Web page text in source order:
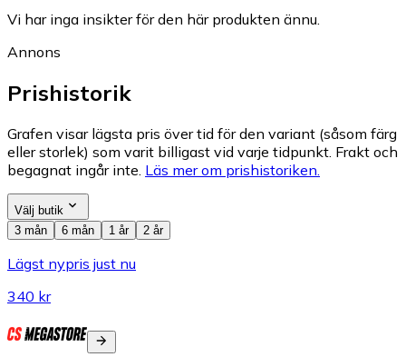
Vi har inga insikter för den här produkten ännu.
Annons
Prishistorik
Grafen visar lägsta pris över tid för den variant (såsom färg
eller storlek) som varit billigast vid varje tidpunkt. Frakt och
begagnat ingår inte. Läs mer om prishistoriken.
Välj butik
3 mån
6 mån 1 år 2 år
Lägst nypris just nu
340 kr